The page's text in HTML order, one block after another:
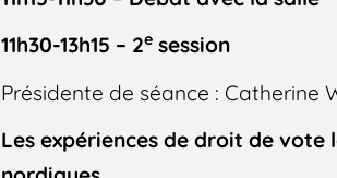
11h30-13h15 – 2e session
Présidente de séance : Catherine
Les expériences de droit de vote